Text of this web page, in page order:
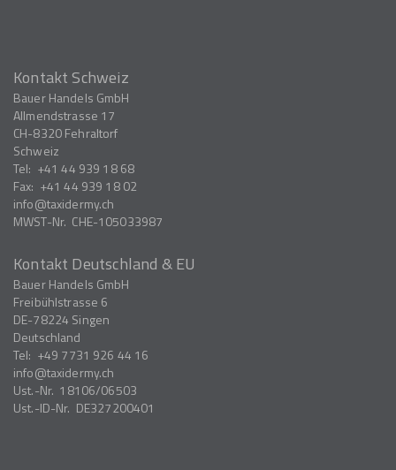
Kontakt Schweiz
Bauer Handels GmbH
Allmendstrasse 17
CH-8320Fehraltorf
Schweiz
Tel: +41 44 939 18 68
Fax: +41 44 939 18 02
info
taxidermy.ch
MWST-Nr. CHE-105033987
Kontakt Deutschland & EU
Bauer Handels GmbH
Freibühlstrasse 6
DE-78224 Singen
Deutschland
Tel: +49 7731 926 44 16
info
taxidermy.ch
Ust.-Nr. 18106/06503
Ust.-ID-Nr. DE327200401